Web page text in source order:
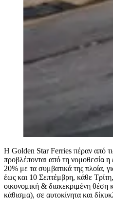
Η Golden Star Ferries πέραν από
προβλέπονται από τη νομοθεσία
20% με τα συμβατικά της πλοία,
έως και 10 Σεπτέμβρη, κάθε
οικονομική & διακεκριμένη θέση
κάθισμα), σε αυτοκίνητα και